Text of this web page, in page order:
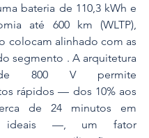
bateria de 110,3 kWh e
até 600 km (WLTP),
colocam alinhado com as
segmento . A arquitetura
800 V permite
rápidos — dos 10% aos
de 24 minutos em
ideais —, um fator